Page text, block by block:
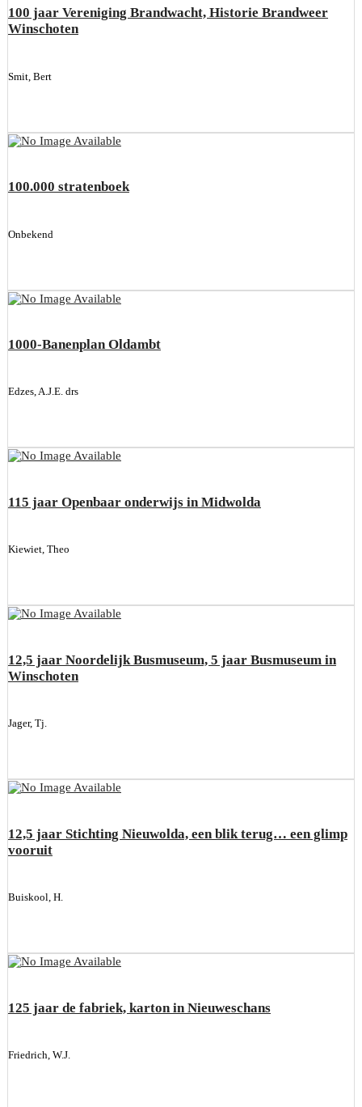
100 jaar Vereniging Brandwacht, Historie Brandweer
Winschoten
Smit, Bert
100.000 stratenboek
Onbekend
1000-Banenplan Oldambt
Edzes, A.J.E. drs
115 jaar Openbaar onderwijs in Midwolda
Kiewiet, Theo
12,5 jaar Noordelijk Busmuseum, 5 jaar Busmuseum in
Winschoten
Jager, Tj.
12,5 jaar Stichting Nieuwolda, een blik terug… een glimp
vooruit
Buiskool, H.
125 jaar de fabriek, karton in Nieuweschans
Friedrich, W.J.